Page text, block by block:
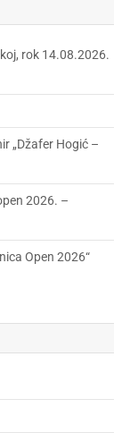
rok 14.08.2026.
„Džafer Hogić –
2026. –
Open 2026“